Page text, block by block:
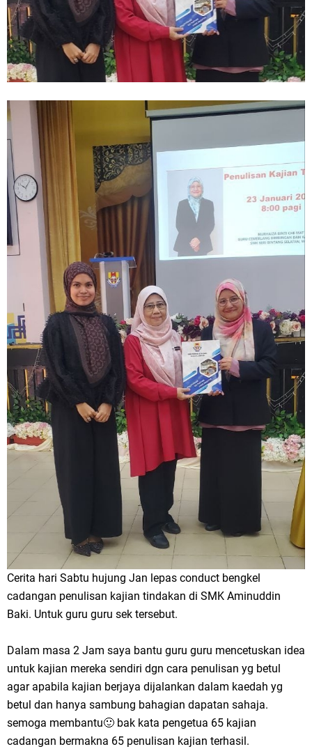
Cerita hari Sabtu hujung Jan lepas conduct bengkel
cadangan penulisan kajian tindakan di SMK Aminuddin
Baki. Untuk guru guru sek tersebut.
Dalam masa 2 Jam saya bantu guru guru mencetuskan idea
untuk kajian mereka sendiri dgn cara penulisan yg betul
agar apabila kajian berjaya dijalankan dalam kaedah yg
betul dan hanya sambung bahagian dapatan sahaja.
semoga membantu🙂 bak kata pengetua 65 kajian
cadangan bermakna 65 penulisan kajian terhasil.